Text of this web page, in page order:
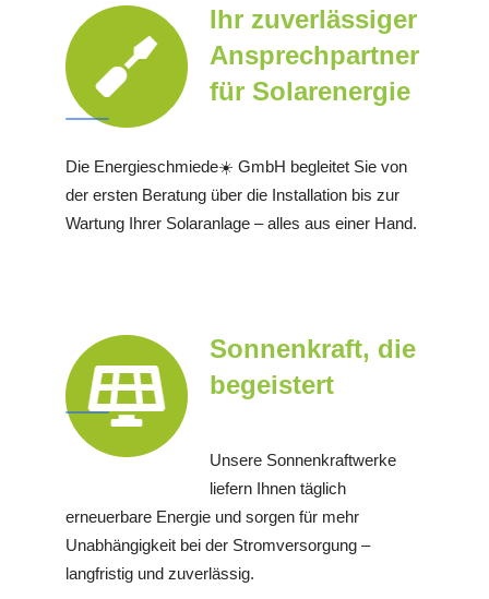
Ihr zuverlässiger
Ansprechpartner
für Solarenergie
Die Energieschmiede☀️ GmbH begleitet Sie von
der ersten Beratung über die Installation bis zur
Wartung Ihrer Solaranlage – alles aus einer Hand.
Sonnenkraft, die
begeistert
Unsere Sonnenkraftwerke
liefern Ihnen täglich
erneuerbare Energie und sorgen für mehr
Unabhängigkeit bei der Stromversorgung –
langfristig und zuverlässig.